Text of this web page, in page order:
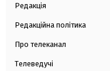
Редакція
Редакційна політика
Про телеканал
Телеведучі